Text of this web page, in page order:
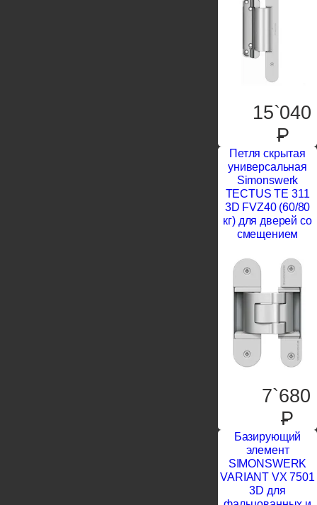
15`040
P
Петля скрытая
универсальная
Simonswerk
TECTUS TE 311
3D FVZ40 (60/80
кг) для дверей со
смещением
7`680
P
Базирующий
элемент
SIMONSWERK
VARIANT VX 7501
3D для